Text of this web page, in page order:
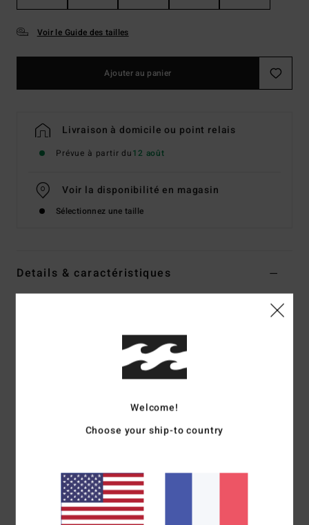
Voir le Guide des tailles
Ajouter au panier
Livraison à domicile ou point relais
Prévue à partir du12 août
Voir la disponibilité en magasin
Sélectionnez une taille
Details & caractéristiques
couvrance minimaliste
Taille : échancrure haute sur la jambe (High Leg)
Composition69 % polyester recyclé 23 % polyester / 8 %
élasthanne
Traçabilité du produit (Loi Agec)
Welcome!
Choose your ship-to country